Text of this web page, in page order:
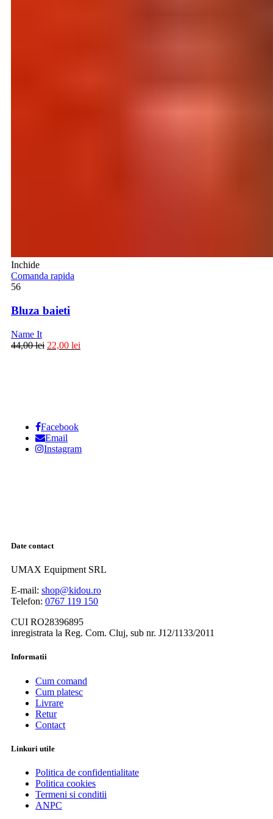
Inchide
Comanda rapida
56
Bluza baieti
Name It
44,00lei 22,00 lei
Facebook
Email
Instagram
Date contact
UMAX Equipment SRL
E-mail: shop@kidou.ro
Telefon: 0767 119 150
CUI RO28396895
inregistrata la Reg. Com. Cluj, sub nr. J12/1133/2011
Informatii
Cum comand
Cum platesc
Livrare
Retur
Contact
Linkuri utile
Politica de confidentialitate
Politica cookies
Termeni si conditii
ANPC